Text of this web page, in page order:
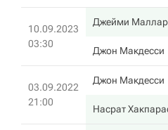
10.09.2023
03:30
Джейми
Джон Макдесси
03.09.2022
21:00
Джон Макдесси
Насрат